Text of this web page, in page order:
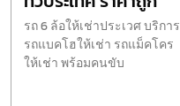
รถ 6 ล้อให้เช่าประเวศ บริการ
รถแบคโฮให้เช่า รถแม็คโคร
ให้เช่า พร้อมคนขับ